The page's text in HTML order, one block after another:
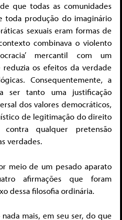
que todas as comunidades
toda produção do imaginário
sexuais eram formas de
combinava o violento
mercantil com um
os efeitos da verdade
Consequentemente, a
ser tanto uma justificação
dos valores democráticos,
de legitimação do direito
qualquer pretensão
verdades.
meio de um pesado aparato
afirmações que foram
dessa filosofia ordinária.
nada mais, em seu ser, do que